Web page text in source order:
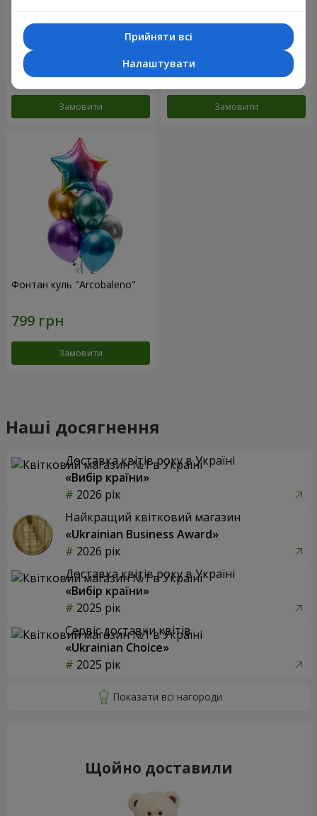
Фонтан куль "Рожеве
золото"
Замовити
Фонтан куль "Райдужний
Замовити
Фонтан куль "Arcobaleno"
Замовити
Наші досягнення
Доставка квітів року в Україні
«Вибір країни»
2026 рік
Найкращий квітковий магазин
«Ukrainian Business Award»
2026 рік
Доставка квітів року в Україні
«Вибір країни»
2025 рік
Сервіс доставки квітів
«Ukrainian Choice»
2025 рік
Щойно доставили
Прийняти всі
Налаштувати